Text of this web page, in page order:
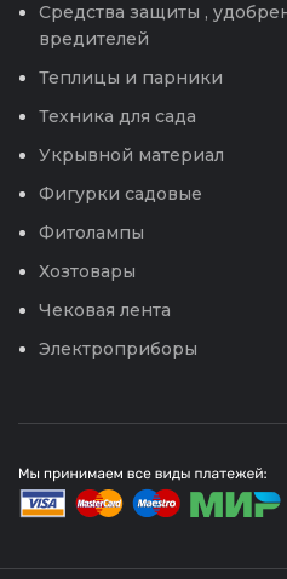
Средства защиты ,
вредителей
Теплицы и парники
Техника для сада
Укрывной материал
Фигурки садовые
Фитолампы
Хозтовары
Чековая лента
Электроприборы